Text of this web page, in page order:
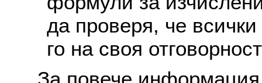
да проверя, че
го на своя